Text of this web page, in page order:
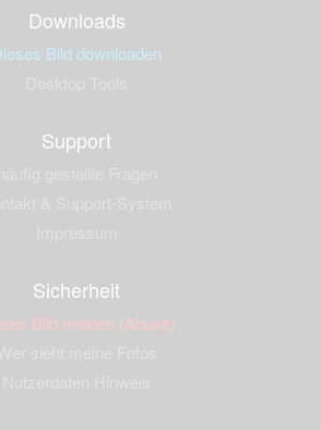
Downloads
Bild downloaden
Support
Sicherheit
Bild melden (Abuse)